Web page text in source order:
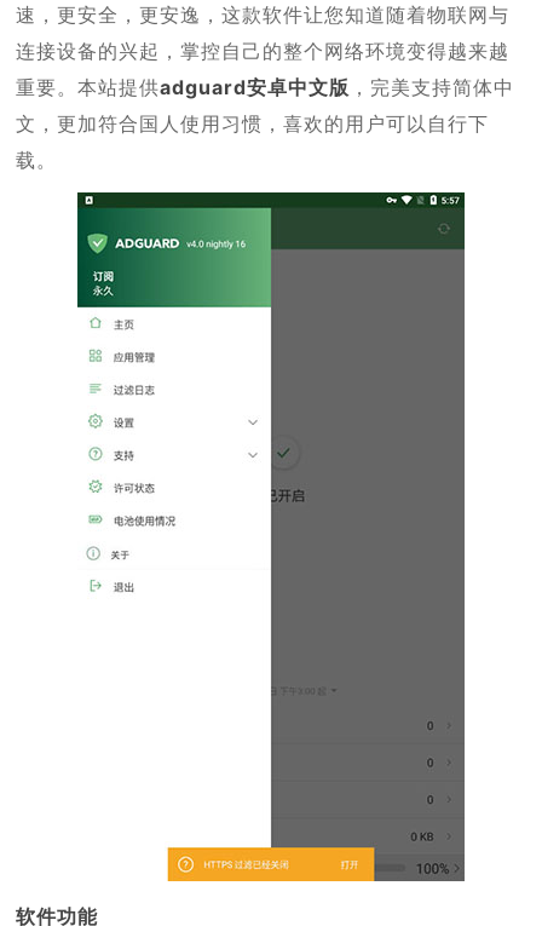
速，更安全，更安逸，这款软件让您知道随着物联网与
连接设备的兴起，掌控自己的整个网络环境变得越来越
重要。本站提供adguard安卓中文版 ，完美支持简体中
文，更加符合国人使用习惯，喜欢的用户可以自行下
载。
软件功能